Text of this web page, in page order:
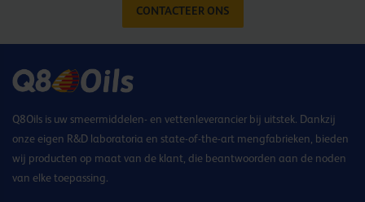
CONTACTEER ONS
Q8Oils is uw smeermiddelen- en vettenleverancier bij uitstek. Dankzij
onze eigen R&D laboratoria en state-of-the-art mengfabrieken, bieden
wij producten op maat van de klant, die beantwoorden aan de noden
van elke toepassing.